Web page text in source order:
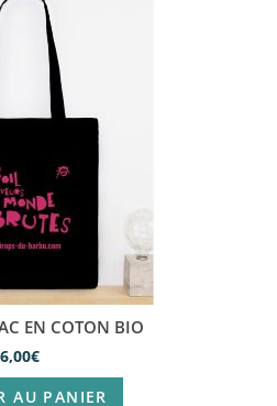
EN COTON BIO
6,00€
AU PANIER